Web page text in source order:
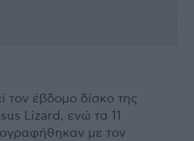
τον έβδομο δίσκο της
Lizard, ενώ τα 11
με τον